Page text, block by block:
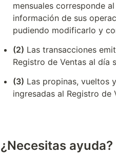
mensuales corresponde
información de sus
pudiendo modificarlo y
(2) Las transacciones
Registro de Ventas al día
(3) Las propinas, vueltos
ingresadas al Registro de
¿Necesitas ayuda?